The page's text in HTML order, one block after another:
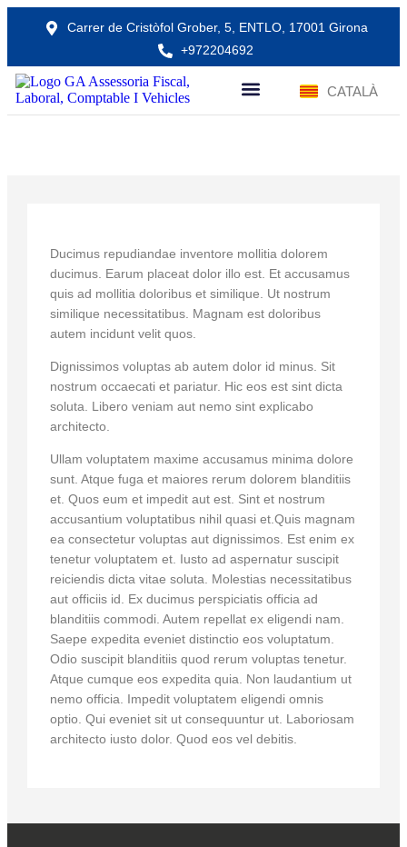
Carrer de Cristòfol Grober, 5, ENTLO, 17001 Girona
+972204692
CATALÀ
ESPAÑOL
Ducimus repudiandae inventore mollitia dolorem
ducimus. Earum placeat dolor illo est. Et accusamus
quis ad mollitia doloribus et similique. Ut nostrum
similique necessitatibus. Magnam est doloribus
autem incidunt velit quos.
Dignissimos voluptas ab autem dolor id minus. Sit
nostrum occaecati et pariatur. Hic eos est sint dicta
soluta. Libero veniam aut nemo sint explicabo
architecto.
Ullam voluptatem maxime accusamus minima dolore
sunt. Atque fuga et maiores rerum dolorem blanditiis
et. Quos eum et impedit aut est. Sint et nostrum
accusantium voluptatibus nihil quasi et.Quis magnam
ea consectetur voluptas aut dignissimos. Est enim ex
tenetur voluptatem et. Iusto ad aspernatur suscipit
reiciendis dicta vitae soluta. Molestias necessitatibus
aut officiis id. Ex ducimus perspiciatis officia ad
blanditiis commodi. Autem repellat ex eligendi nam.
Saepe expedita eveniet distinctio eos voluptatum.
Odio suscipit blanditiis quod rerum voluptas tenetur.
Atque cumque eos expedita quia. Non laudantium ut
nemo officia. Impedit voluptatem eligendi omnis
optio. Qui eveniet sit ut consequuntur ut. Laboriosam
architecto iusto dolor. Quod eos vel debitis.